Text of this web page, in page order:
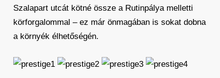
Szalapart utcát kötné össze a Rutinpálya melletti
körforgalommal – ez már önmagában is sokat dobna
a környék élhetőségén.